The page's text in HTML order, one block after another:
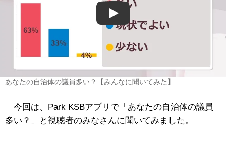
Play
あなたの自治体の議員多い？【みんなに聞いてみた】
今回は、Park KSBアプリで「あなたの自治体の議員
多い？」と視聴者のみなさんに聞いてみました。